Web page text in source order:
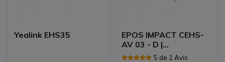
Yealink EHS35
EPOS IMPACT CEHS-
AV 03 - D |
Accessoires5 de 1 Avis